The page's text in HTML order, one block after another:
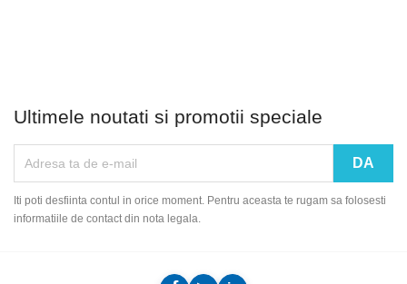
Ultimele noutati si promotii speciale
Iti poti desfiinta contul in orice moment. Pentru aceasta te rugam sa folosesti
informatiile de contact din nota legala.